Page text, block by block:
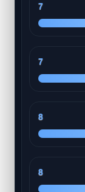
7
7
8
8